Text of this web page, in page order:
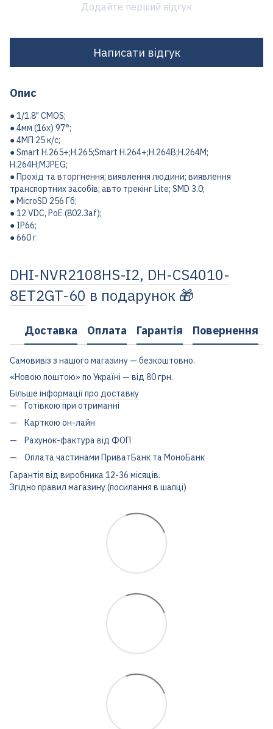
Додайте перший відгук
Написати відгук
Опис
● 1/1.8" CMOS;
● 4мм (16х) 97°;
● 4МП 25 к/с;
● Smart H.265+;H.265;Smart H.264+;H.264B;H.264M;
H.264H;MJPEG;
● Прохід та вторгнення; виявлення людини; виявлення
транспортних засобів; авто трекінг Lite; SMD 3.0;
● MicroSD 256 Гб;
● 12 VDC, PoE (802.3af);
● IP66;
● 660 г
DHI-NVR2108HS-I2, DH-CS4010-
8ET2GT-60 в подарунок 🎁
Доставка Оплата Гарантія Повернення
Самовивіз з нашого магазину — безкоштовно.
«Новою поштою» по Україні — від 80 грн.
Більше інформації про доставку
Готівкою при отриманні
Карткою он-лайн
Рахунок-фактура від ФОП
Оплата частинами ПриватБанк та МоноБанк
Гарантія від виробника 12-36 місяців.
Згідно правил магазину (посилання в шапці)